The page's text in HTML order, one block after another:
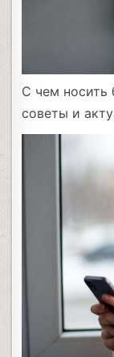
С чем носить
советы и